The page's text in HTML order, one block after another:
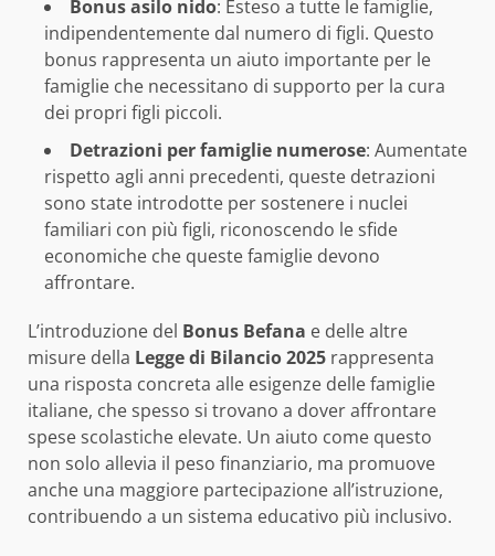
Bonus asilo nido: Esteso a tutte le famiglie,
indipendentemente dal numero di figli. Questo
bonus rappresenta un aiuto importante per le
famiglie che necessitano di supporto per la cura
dei propri figli piccoli.
Detrazioni per famiglie numerose: Aumentate
rispetto agli anni precedenti, queste detrazioni
sono state introdotte per sostenere i nuclei
familiari con più figli, riconoscendo le sfide
economiche che queste famiglie devono
affrontare.
L’introduzione del Bonus Befana e delle altre
misure della Legge di Bilancio 2025 rappresenta
una risposta concreta alle esigenze delle famiglie
italiane, che spesso si trovano a dover affrontare
spese scolastiche elevate. Un aiuto come questo
non solo allevia il peso finanziario, ma promuove
anche una maggiore partecipazione all’istruzione,
contribuendo a un sistema educativo più inclusivo.